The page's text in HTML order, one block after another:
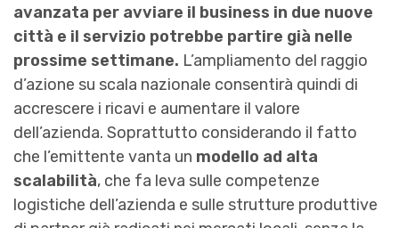
avanzata per avviare il business in due nuove
città e il servizio potrebbe partire già nelle
prossime settimane. L’ampliamento del raggio
d’azione su scala nazionale consentirà quindi di
accrescere i ricavi e aumentare il valore
dell’azienda. Soprattutto considerando il fatto
che l’emittente vanta un modello ad alta
scalabilità, che fa leva sulle competenze
logistiche dell’azienda e sulle strutture produttive